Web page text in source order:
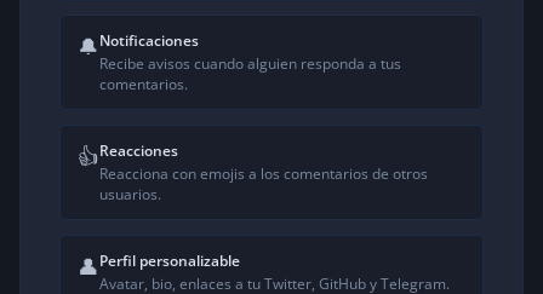
🔔Notificaciones
Recibe avisos cuando alguien responda a tus
comentarios.
👍Reacciones
Reacciona con emojis a los comentarios de otros
usuarios.
👤Perfil personalizable
Avatar, bio, enlaces a tu Twitter, GitHub y Telegram.